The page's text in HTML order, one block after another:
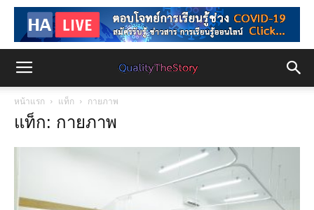
หน้าแรก แท็ก กายภาพ
แท็ก: กายภาพ